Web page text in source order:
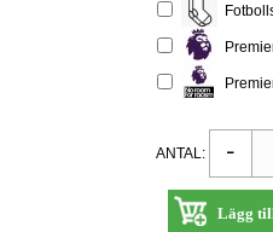
ANTAL:
Lägg